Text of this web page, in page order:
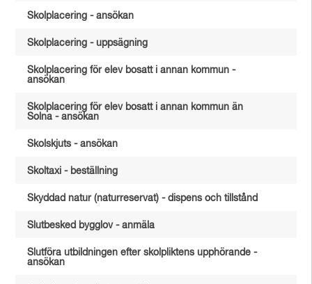
Skolplacering - ansökan
Skolplacering - uppsägning
Skolplacering för elev bosatt i annan kommun -
ansökan
Skolplacering för elev bosatt i annan kommun än
Solna - ansökan
Skolskjuts - ansökan
Skoltaxi - beställning
Skyddad natur (naturreservat) - dispens och tillstånd
Slutbesked bygglov - anmäla
Slutföra utbildningen efter skolpliktens upphörande -
ansökan